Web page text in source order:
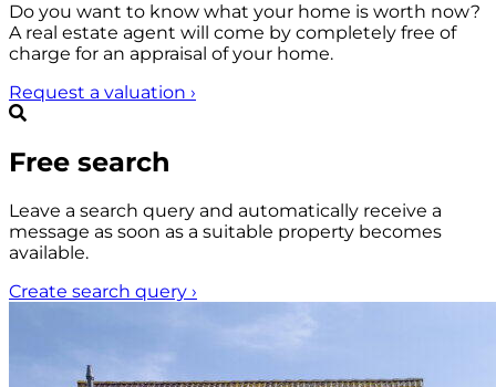
Do you want to know what your home is worth now?
A real estate agent will come by completely free of
charge for an appraisal of your home.
Request a valuation ›
Free search
Leave a search query and automatically receive a
message as soon as a suitable property becomes
available.
Create search query ›